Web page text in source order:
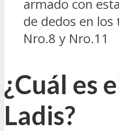
armado con
de dedos en
Nro.8 y Nro.11
¿Cuál es
Ladis?